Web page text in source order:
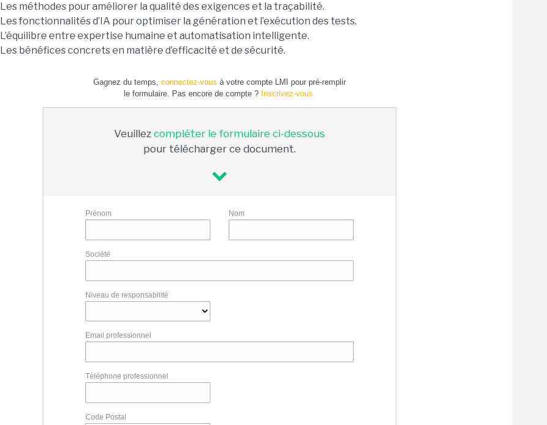
Les méthodes pour améliorer la qualité des exigences et la traçabilité.
Les fonctionnalités d’IA pour optimiser la génération et l’exécution des tests.
L’équilibre entre expertise humaine et automatisation intelligente.
Les bénéfices concrets en matière d’efficacité et de sécurité.
Gagnez du temps, connectez-vous à votre compte LMI pour pré-remplir
le formulaire. Pas encore de compte ? Inscrivez-vous.
Veuillez compléter le formulaire ci-dessous
pour télécharger ce document.
Prénom Nom
Société
Niveau de responsabilité
Email professionnel
Téléphone professionnel
Code Postal